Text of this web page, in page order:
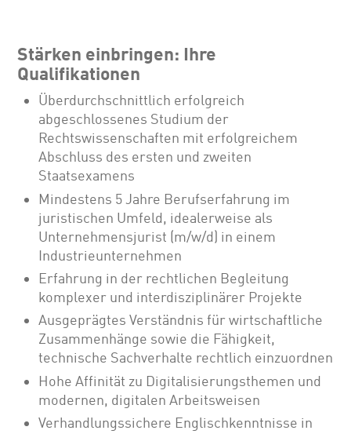
Stärken einbringen: Ihre
Qualifikationen
Überdurchschnittlich erfolgreich
abgeschlossenes Studium der
Rechtswissenschaften mit erfolgreichem
Abschluss des ersten und zweiten
Staatsexamens
Mindestens 5 Jahre Berufserfahrung im
juristischen Umfeld, idealerweise als
Unternehmensjurist (m/w/d) in einem
Industrieunternehmen
Erfahrung in der rechtlichen Begleitung
komplexer und interdisziplinärer Projekte
Ausgeprägtes Verständnis für wirtschaftliche
Zusammenhänge sowie die Fähigkeit,
technische Sachverhalte rechtlich einzuordnen
Hohe Affinität zu Digitalisierungsthemen und
modernen, digitalen Arbeitsweisen
Verhandlungssichere Englischkenntnisse in